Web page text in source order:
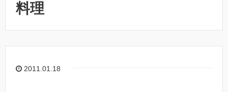
料理
2011.01.18